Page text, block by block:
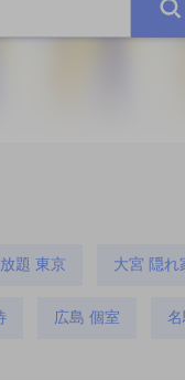
題 東京 大宮 隠れ
広島 個室